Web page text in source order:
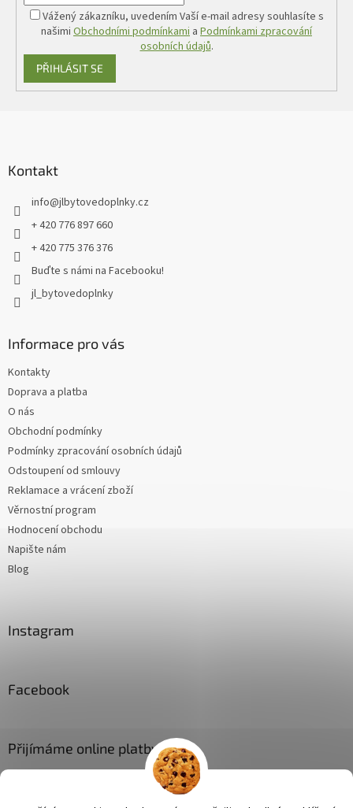
Vážený zákazníku, uvedením Vaší e-mail adresy souhlasíte s
našimi Obchodními podmínkami a Podmínkami zpracování
osobních údajů.
PŘIHLÁSIT SE
Kontakt
info@jlbytovedoplnky.cz
+ 420 776 897 660
+ 420 775 376 376
Buďte s námi na Facebooku!
jl_bytovedoplnky
Informace pro vás
Kontakty
Doprava a platba
O nás
Obchodní podmínky
Podmínky zpracování osobních údajů
Odstoupení od smlouvy
Reklamace a vrácení zboží
Věrnostní program
Hodnocení obchodu
Napište nám
Blog
Instagram
Facebook
Přijímáme online platby